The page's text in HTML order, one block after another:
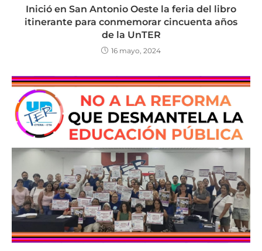
Inició en San Antonio Oeste la feria del libro
itinerante para conmemorar cincuenta años
de la UnTER
16 mayo, 2024